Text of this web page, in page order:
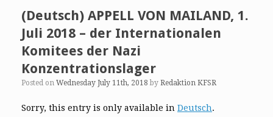
(Deutsch) APPELL VON MAILAND, 1.
Juli 2018 – der Internationalen
Komitees der Nazi
Konzentrationslager
Posted on Wednesday July 11th, 2018 by Redaktion KFSR
Sorry, this entry is only available in Deutsch.